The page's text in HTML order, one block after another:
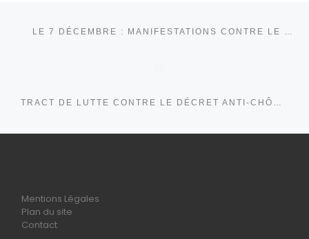
TRACT DE LUTTE CONTRE LE DÉCRET ANTI-CHÔMEUR
Mentions Légales
Plan du site
Contact